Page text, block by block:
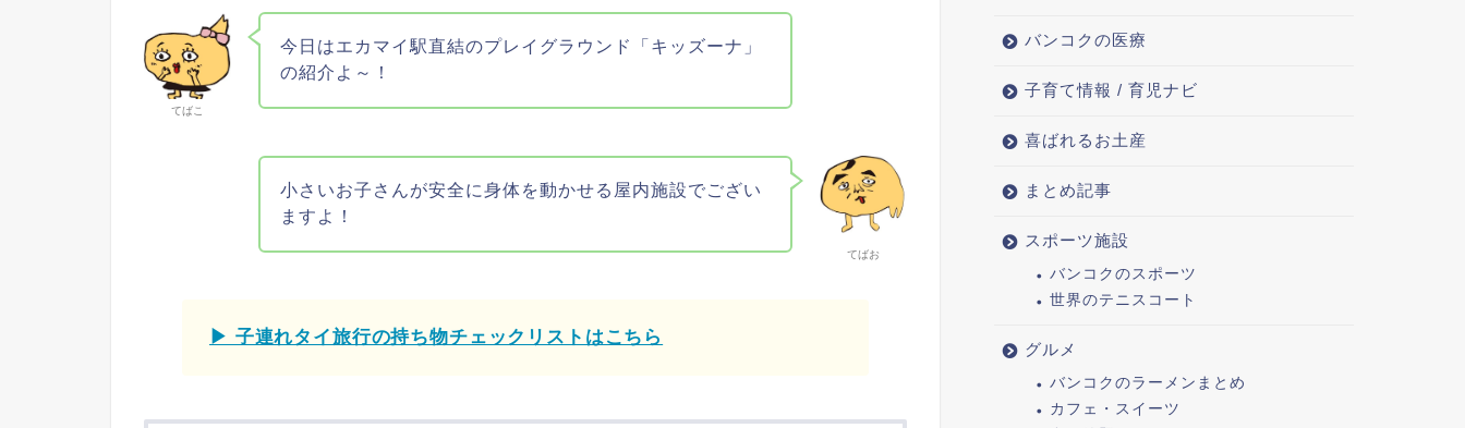
てばこ
今日はエカマイ駅直結のプレイグラウンド「キッズーナ」
の紹介よ～！
てばお
小さいお子さんが安全に身体を動かせる屋内施設でござい
ますよ！
▶ 子連れタイ旅行の持ち物チェックリストはこちら
バンコクの医療
子育て情報 / 育児ナビ
喜ばれるお土産
まとめ記事
スポーツ施設
バンコクのスポーツ
世界のテニスコート
グルメ
バンコクのラーメンまとめ
カフェ・スイーツ